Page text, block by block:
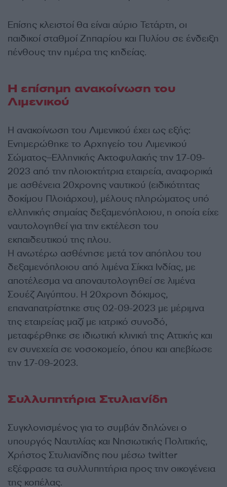
Επίσης κλειστοί θα είναι αύριο Τετάρτη, οι
παιδικοί σταθμοί Ζηπαρίου και Πυλίου σε ένδειξη
πένθους την ημέρα της κηδείας.
Η επίσημη ανακοίνωση του
Λιμενικού
Η ανακοίνωση του Λιμενικού έχει ως εξής:
Ενημερώθηκε το Αρχηγείο του Λιμενικού
Σώματος–Ελληνικής Ακτοφυλακής την 17-09-
2023 από την πλοιοκτήτρια εταιρεία, αναφορικά
με ασθένεια 20χρονης ναυτικού (ειδικότητας
δοκίμου Πλοιάρχου), μέλους πληρώματος υπό
ελληνικής σημαίας δεξαμενόπλοιου, η οποία είχε
ναυτολογηθεί για την εκτέλεση του
εκπαιδευτικού της πλου.
Η ανωτέρω ασθένησε μετά τον απόπλου του
δεξαμενόπλοιου από λιμένα Σίκκα Ινδίας, με
αποτέλεσμα να αποναυτολογηθεί σε λιμένα
Σουέζ Αιγύπτου. Η 20χρονη δόκιμος,
επαναπατρίστηκε στις 02-09-2023 με μέριμνα
της εταιρείας μαζί με ιατρικό συνοδό,
μεταφέρθηκε σε ιδιωτική κλινική της Αττικής και
εν συνεχεία σε νοσοκομείο, όπου και απεβίωσε
την 17-09-2023.
Συλλυπητήρια Στυλιανίδη
Συγκλονισμένος για το συμβάν δηλώνει ο
υπουργός Ναυτιλίας και Νησιωτικής Πολιτικής,
Χρήστος Στυλιανίδης που μέσω twitter
εξέφρασε τα συλλυπητήρια προς την οικογένεια
της κοπέλας.